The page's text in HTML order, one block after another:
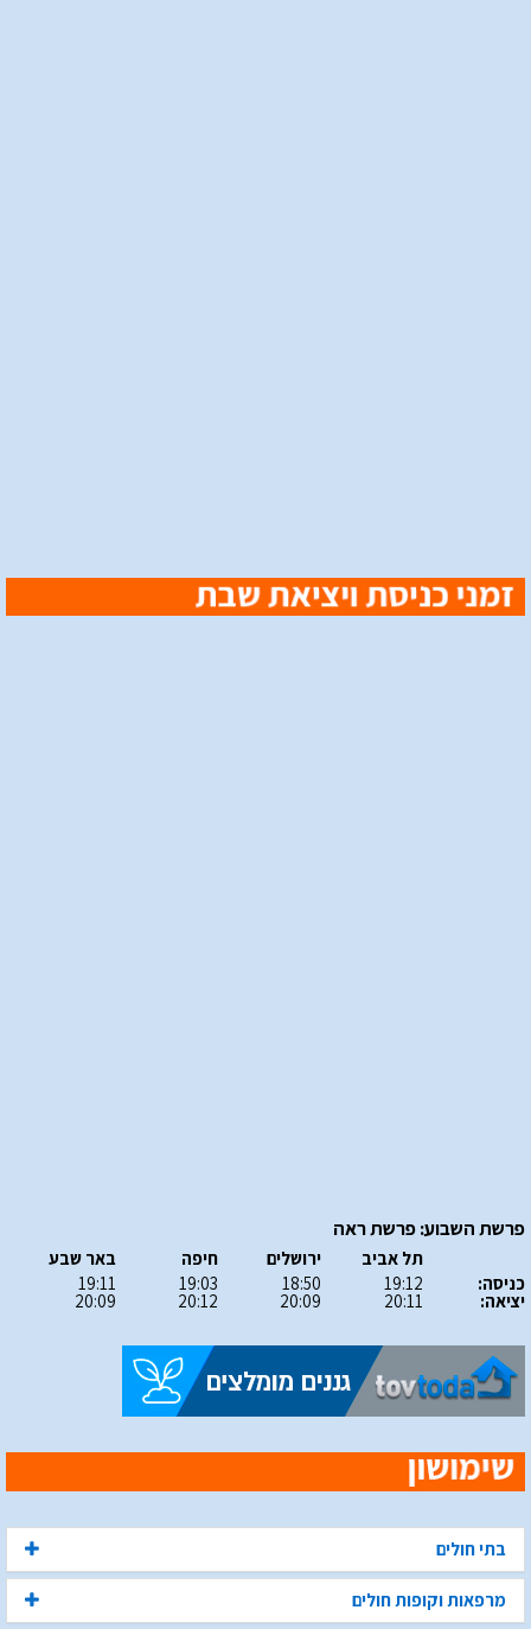
פרשת השבוע: פרשת ראה
כניסה:
יציאה:
תל אביב
19:12
20:11
ירושלים
18:50
20:09
חיפה
19:03
20:12
באר שבע
19:11
20:09
בתי חולים
מרפאות וקופות חולים